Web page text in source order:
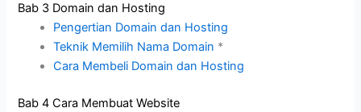
Bab 3 Domain dan Hosting
Pengertian Domain dan Hosting
Teknik Memilih Nama Domain *
Cara Membeli Domain dan Hosting
Bab 4 Cara Membuat Website